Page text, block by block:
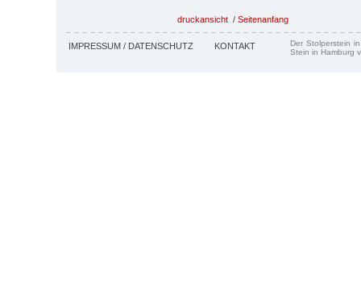
druckansicht / Seitenanfang
IMPRESSUM / DATENSCHUTZ KONTAKT
Der Stolperstein
Stein in Hamburg